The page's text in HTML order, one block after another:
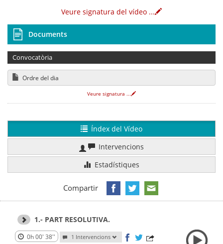
Veure signatura del vídeo ...
Documents
Convocatòria
Ordre del dia
Veure signatura ...
Índex del Vídeo
Intervencions
Estadístiques
Compartir
1.- PART RESOLUTIVA.
0h 00' 38'' 1 Intervencions